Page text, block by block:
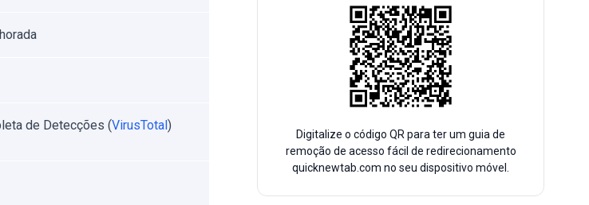
de Detecções (VirusTotal)
Digitalize o código QR para ter um guia de
remoção de acesso fácil de redirecionamento
quicknewtab.com no seu dispositivo móvel.